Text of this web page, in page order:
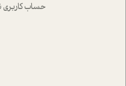
حساب کاربری